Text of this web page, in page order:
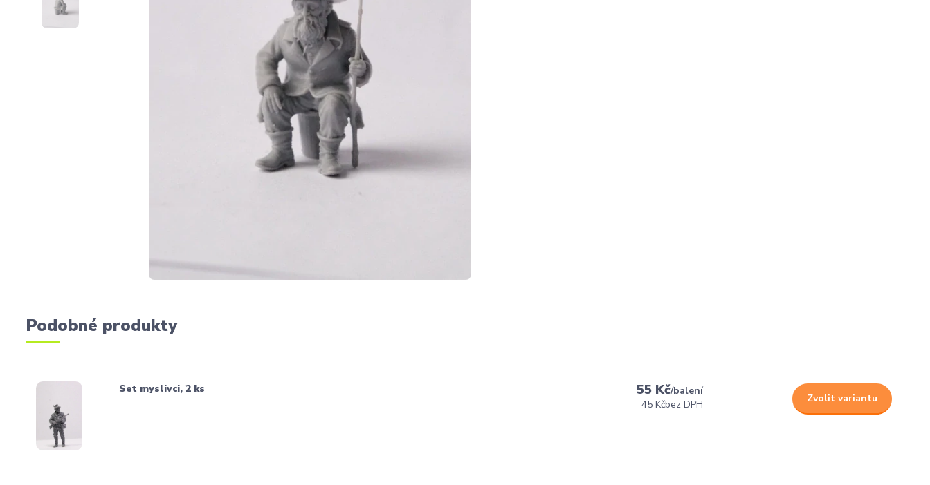
Podobné produkty
Set myslivci, 2 ks 55 Kč/balení
45 Kčbez DPH Zvolit variantu